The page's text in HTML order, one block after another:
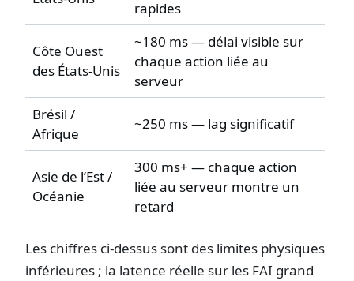
rapides
Côte Ouest
des États-Unis
~180 ms — délai visible sur
chaque action liée au
serveur
Brésil /
Afrique
~250 ms — lag significatif
Asie de l’Est /
Océanie
300 ms+ — chaque action
liée au serveur montre un
retard
Les chiffres ci-dessus sont des limites physiques
inférieures ; la latence réelle sur les FAI grand